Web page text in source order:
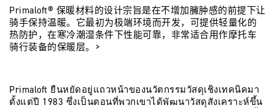
Primaloft® 保暖材料的设计宗旨是在不增加臃肿感的前提下让
骑手保持温暖。它最初为极端环境而开发，可提供轻量化的
热防护，在寒冷潮湿条件下性能可靠，非常适合用作摩托车
骑行装备的保暖层。>
Primaloft ยืนหยัดอยู่แถวหน้าของนวัตกรรมวัสดุเชิงเทคนิคมา
ตั้งแต่ปี 1983 ซึ่งเป็นตอนที่พวกเขาได้พัฒนาวัสดุสังเคราะห์ขึ้น